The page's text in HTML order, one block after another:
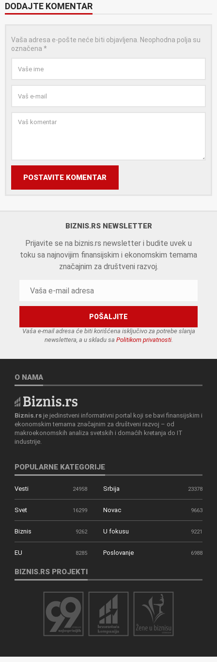
DODAJTE KOMENTAR
Vaša adresa e-pošte neće biti objavljena. Neophodna polja su
označena *
POSTAVITE KOMENTAR
BIZNIS.RS NEWSLETTER
Prijavite se na biznis.rs newsletter i budite uvek u
toku sa najnovijim finansijskim i ekonomskim temama
značajnim za društveni razvoj.
Vaša e-mail adresa će biti korišćena isključivo za potrebe slanja
newslettera, a u skladu sa Politikom privatnosti.
O NAMA
Biznis.rs je jedinstveni informativni portal koji se bavi finansijskim i
ekonomskim temama značajnim za društveni razvoj – od
makroekonomskih analiza svetskih i domaćih kretanja do IT
industrije.
POPULARNE KATEGORIJE
Vesti 24958 Srbija 23378
Svet 16299 Novac 9663
Biznis 9262 U fokusu 9221
EU 8285 Poslovanje 6988
BIZNIS.RS PROJEKTI